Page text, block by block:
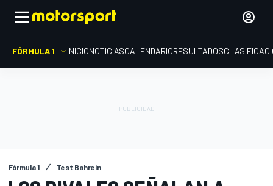
FÓRMULA 1 INICIONOTICIASCALENDARIORESULTADOS
Fórmula 1 Test Bahrein